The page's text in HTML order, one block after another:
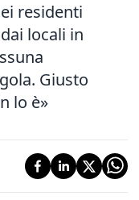
residenti
locali in
Giusto
lo è»